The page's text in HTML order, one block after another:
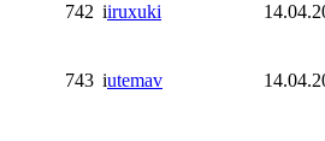
742 iiruxuki
743 iutemav